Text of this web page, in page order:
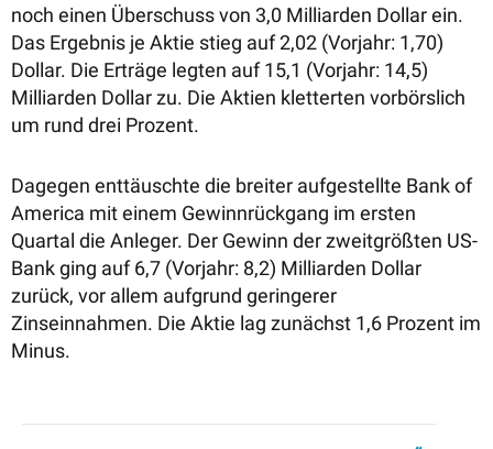
noch einen Überschuss von 3,0 Milliarden Dollar ein.
Das Ergebnis je Aktie stieg auf 2,02 (Vorjahr: 1,70)
Dollar. Die Erträge legten auf 15,1 (Vorjahr: 14,5)
Milliarden Dollar zu. Die Aktien kletterten vorbörslich
um rund drei Prozent.
Dagegen enttäuschte die breiter aufgestellte Bank of
America mit einem Gewinnrückgang im ersten
Quartal die Anleger. Der Gewinn der zweitgrößten US-
Bank ging auf 6,7 (Vorjahr: 8,2) Milliarden Dollar
zurück, vor allem aufgrund geringerer
Zinseinnahmen. Die Aktie lag zunächst 1,6 Prozent im
Minus.